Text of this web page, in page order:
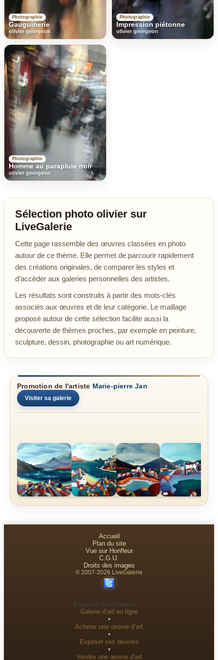
Photographie
Gauguinerie
olivier georgeon
Photographie
Impression piétonne
olivier georgeon
Photographie
Homme au parapluie noir
olivier georgeon
Sélection photo olivier sur
LiveGalerie
Cette page rassemble des œuvres classées en photo
autour de ce thème. Elle permet de parcourir rapidement
des créations originales, de comparer les styles et
d’accéder aux galeries personnelles des artistes.
Les résultats sont construits à partir des mots-clés
associés aux œuvres et de leur catégorie. Le maillage
proposé autour de cette sélection facilite aussi la
découverte de thèmes proches, par exemple en peinture,
sculpture, dessin, photographie ou art numérique.
Promotion de l'artiste Marie-pierre Jan
Visiter sa galerie
Accueil
Plan du site
Vue sur Honfleur
C.G.U.
Droits des images
© 2007-2026 LiveGalerie
Explorer LiveGalerie :
Galerie d’art en ligne
•
Acheter une œuvre d’art
•
Exposer ses œuvres
•
Vendre une œuvre d’art